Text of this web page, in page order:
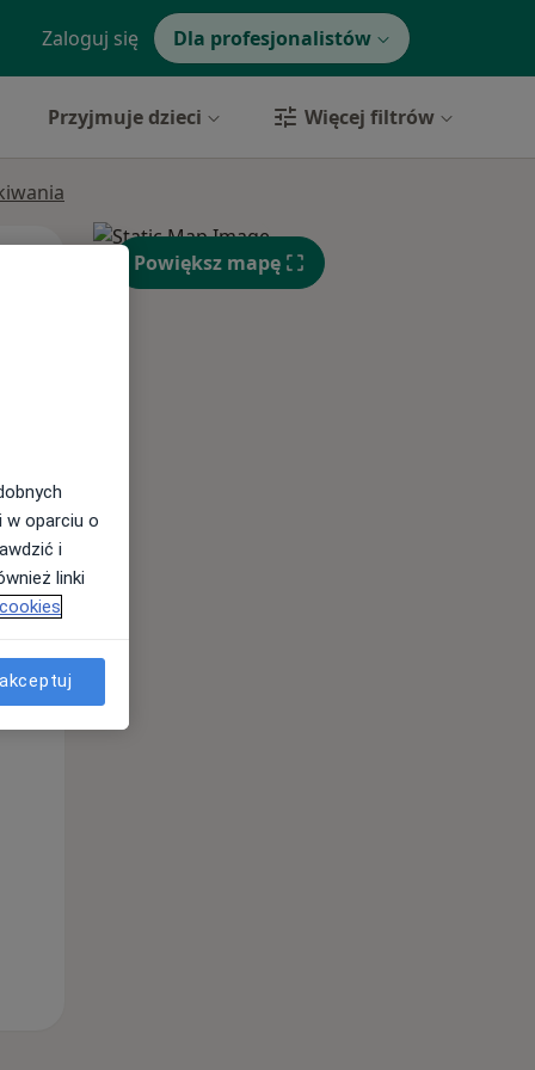
Zaloguj się Dla profesjonalistów
Przyjmuje dzieci Więcej filtrów
Wt, Śr,
10 Sie
Powiększ mapę
w oparciu o
i
linki